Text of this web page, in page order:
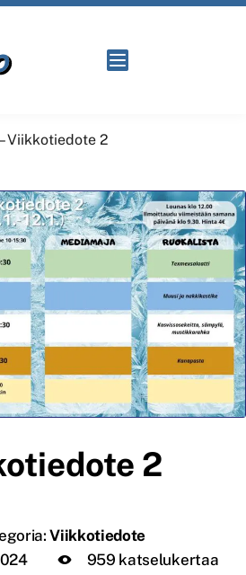
–Viikkotiedote 2
2
Viikkotiedote
959 katselukertaa